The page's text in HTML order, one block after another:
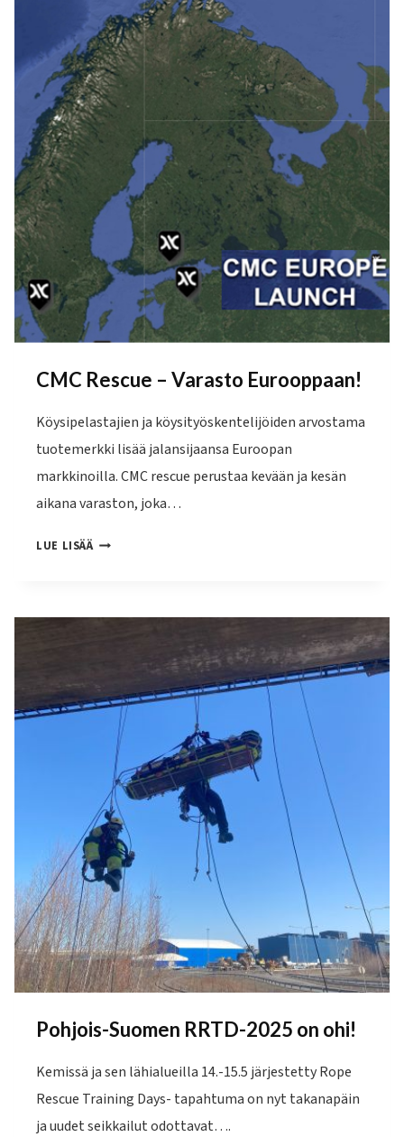
CMC Rescue – Varasto Eurooppaan!
Köysipelastajien ja köysityöskentelijöiden arvostama
tuotemerkki lisää jalansijaansa Euroopan
markkinoilla. CMC rescue perustaa kevään ja kesän
aikana varaston, joka…
LUE LISÄÄCMC
Pohjois-Suomen RRTD-2025 on ohi!
Kemissä ja sen lähialueilla 14.-15.5 järjestetty Rope
Rescue Training Days- tapahtuma on nyt takanapäin
ja uudet seikkailut odottavat….